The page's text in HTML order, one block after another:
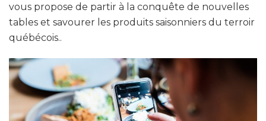
vous propose de partir à la conquête de nouvelles
tables et savourer les produits saisonniers du terroir
québécois..